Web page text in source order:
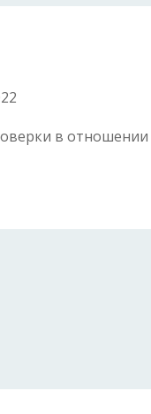
в